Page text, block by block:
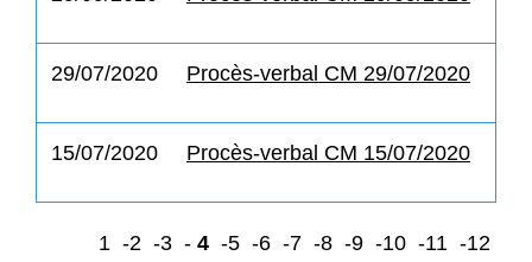
29/07/2020 Procès-verbal CM 29/07/2020
15/07/2020 Procès-verbal CM 15/07/2020
1 -2 -3 - 4 -5 -6 -7 -8 -9 -10 -11 -12